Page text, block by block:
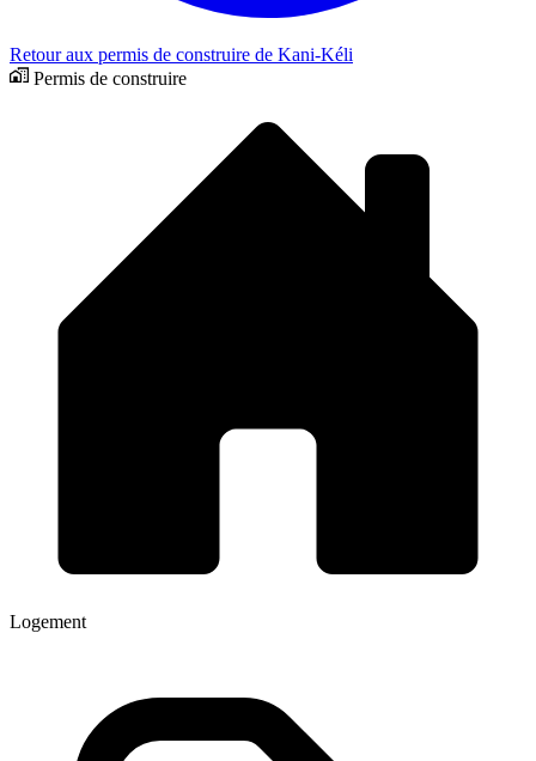
Retour aux permis de construire de Kani-Kéli
Permis de construire
Logement